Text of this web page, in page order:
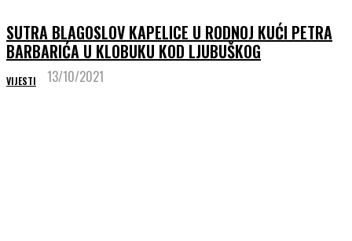
SUTRA BLAGOSLOV KAPELICE U RODNOJ KUĆI PETRA
BARBARIĆA U KLOBUKU KOD LJUBUŠKOG
VIJESTI 13/10/2021